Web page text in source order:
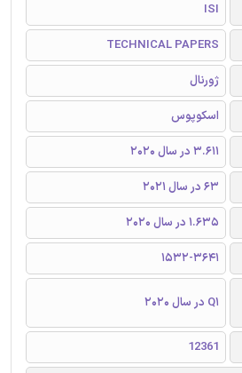
ISI
TECHNICAL PAPERS
ژورنال
اسکوپوس
3.611 در سال 2020
63 در سال 2021
1.635 در سال 2020
1532-3641
Q1 در سال 2020
12361